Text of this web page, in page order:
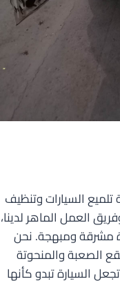
السيارات وتنظيف
العمل الماهر لدينا،
مشرقة ومبهجة. نحن
الصعبة والمنحوتة
السيارة تبدو كأنها